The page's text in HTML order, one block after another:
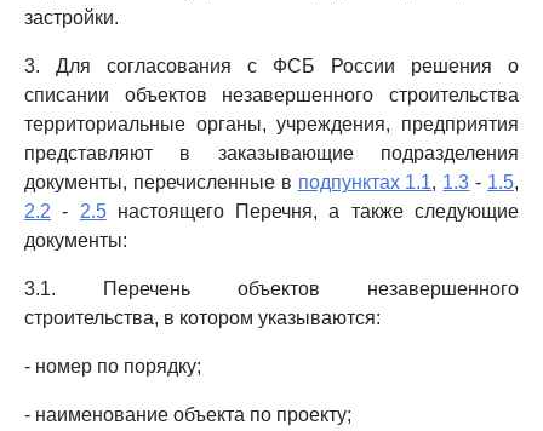
застройки.
3. Для согласования с ФСБ России решения о
списании объектов незавершенного строительства
территориальные органы, учреждения, предприятия
представляют в заказывающие подразделения
документы, перечисленные в подпунктах 1.1, 1.3 - 1.5,
2.2 - 2.5настоящего Перечня, а также следующие
документы:
3.1. Перечень объектов незавершенного
строительства, в котором указываются:
- номер по порядку;
- наименование объекта по проекту;